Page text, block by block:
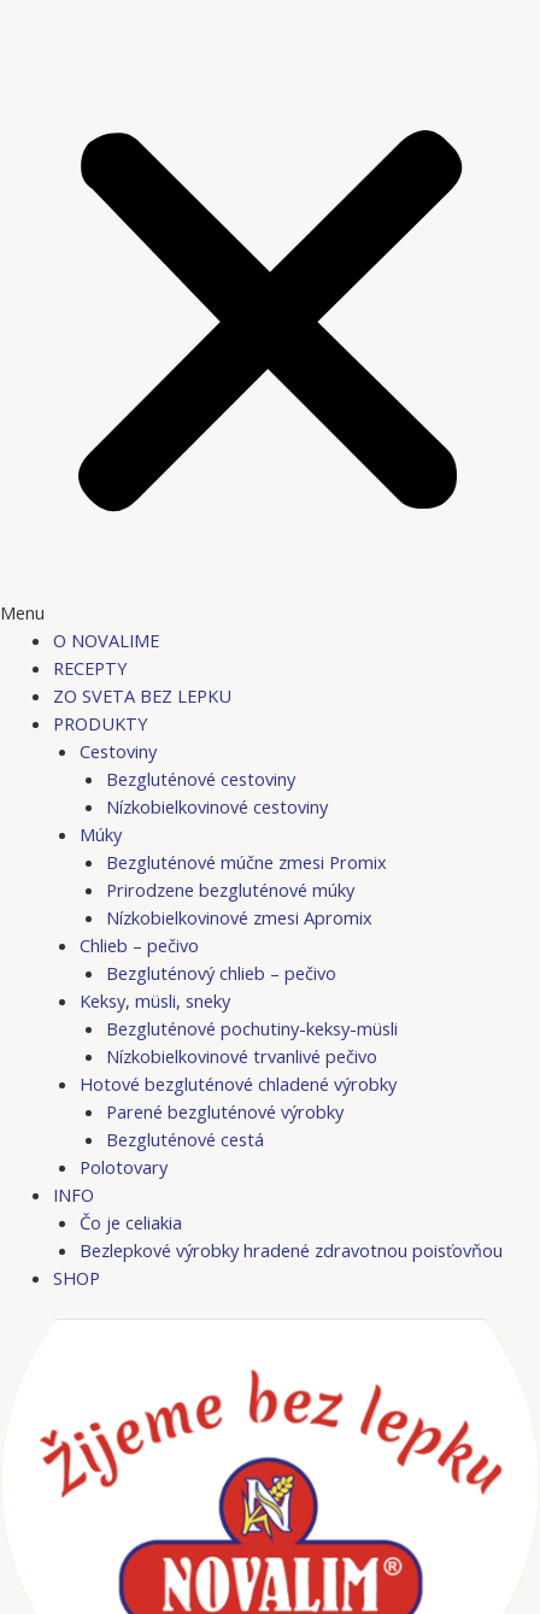
Menu
O NOVALIME
RECEPTY
ZO SVETA BEZ LEPKU
PRODUKTY
Cestoviny
Bezgluténové cestoviny
Nízkobielkovinové cestoviny
Múky
Bezgluténové múčne zmesi Promix
Prirodzene bezgluténové múky
Nízkobielkovinové zmesi Apromix
Chlieb – pečivo
Bezgluténový chlieb – pečivo
Keksy, müsli, sneky
Bezgluténové pochutiny-keksy-müsli
Nízkobielkovinové trvanlivé pečivo
Hotové bezgluténové chladené výrobky
Parené bezgluténové výrobky
Bezgluténové cestá
Polotovary
INFO
Čo je celiakia
Bezlepkové výrobky hradené zdravotnou poisťovňou
SHOP